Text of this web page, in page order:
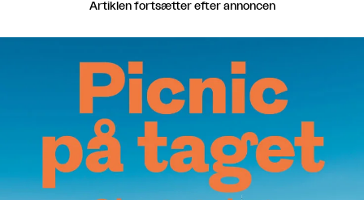
Artiklen fortsætter efter annoncen